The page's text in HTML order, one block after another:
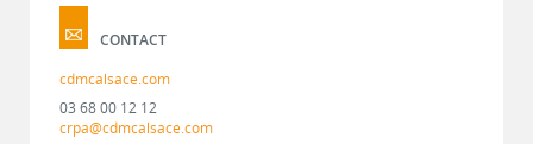
CONTACT
cdmcalsace.com
03 68 00 12 12
crpa@cdmcalsace.com